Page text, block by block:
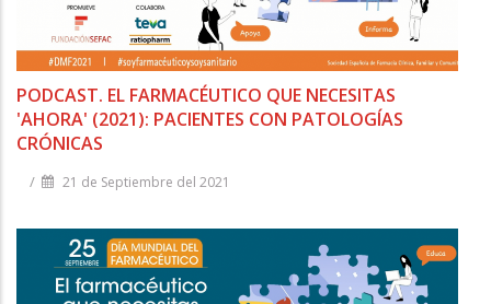
PODCAST. EL FARMACÉUTICO QUE NECESITAS
'AHORA' (2021): PACIENTES CON PATOLOGÍAS
CRÓNICAS
/ 21 de Septiembre del 2021